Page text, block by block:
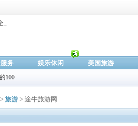
务 娱乐休闲 美国旅游
100
> 旅游 > 途牛旅游网